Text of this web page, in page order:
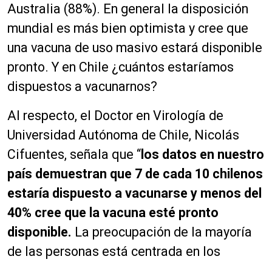
Australia (88%). En general la disposición
mundial es más bien optimista y cree que
una vacuna de uso masivo estará disponible
pronto. Y en Chile ¿cuántos estaríamos
dispuestos a vacunarnos?
Al respecto, el Doctor en Virología de
Universidad Autónoma de Chile, Nicolás
Cifuentes, señala que “ los datos en nuestro
país demuestran que 7 de cada 10 chilenos
estaría dispuesto a vacunarse y menos del
40% cree que la vacuna esté pronto
disponible. La preocupación de la mayoría
de las personas está centrada en los